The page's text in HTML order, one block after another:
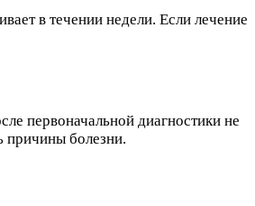
в течении недели. Если лечение
первоначальной диагностики не
причины болезни.